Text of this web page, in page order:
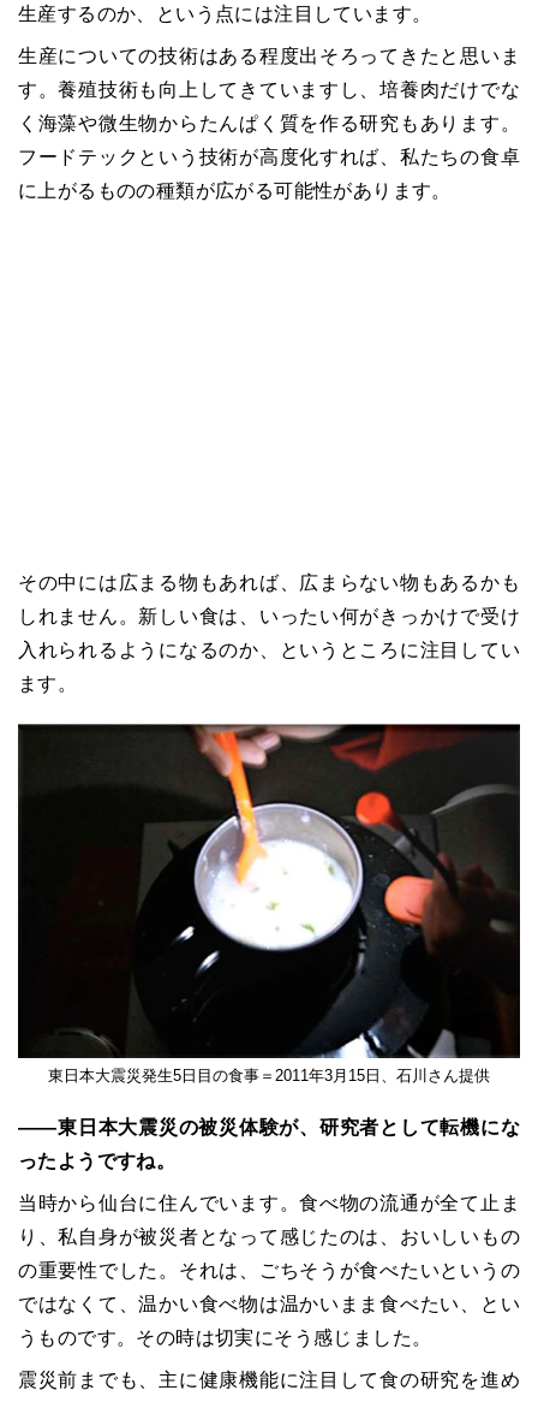
生産するのか、という点には注目しています。
生産についての技術はある程度出そろってきたと思いま
す。養殖技術も向上してきていますし、培養肉だけでな
く海藻や微生物からたんぱく質を作る研究もあります。
フードテックという技術が高度化すれば、私たちの食卓
に上がるものの種類が広がる可能性があります。
その中には広まる物もあれば、広まらない物もあるかも
しれません。新しい食は、いったい何がきっかけで受け
入れられるようになるのか、というところに注目してい
ます。
東日本大震災発生5日目の食事＝2011年3月15日、石川さん提供
――東日本大震災の被災体験が、研究者として転機にな
ったようですね。
当時から仙台に住んでいます。食べ物の流通が全て止ま
り、私自身が被災者となって感じたのは、おいしいもの
の重要性でした。それは、ごちそうが食べたいというの
ではなくて、温かい食べ物は温かいまま食べたい、とい
うものです。その時は切実にそう感じました。
震災前までも、主に健康機能に注目して食の研究を進め